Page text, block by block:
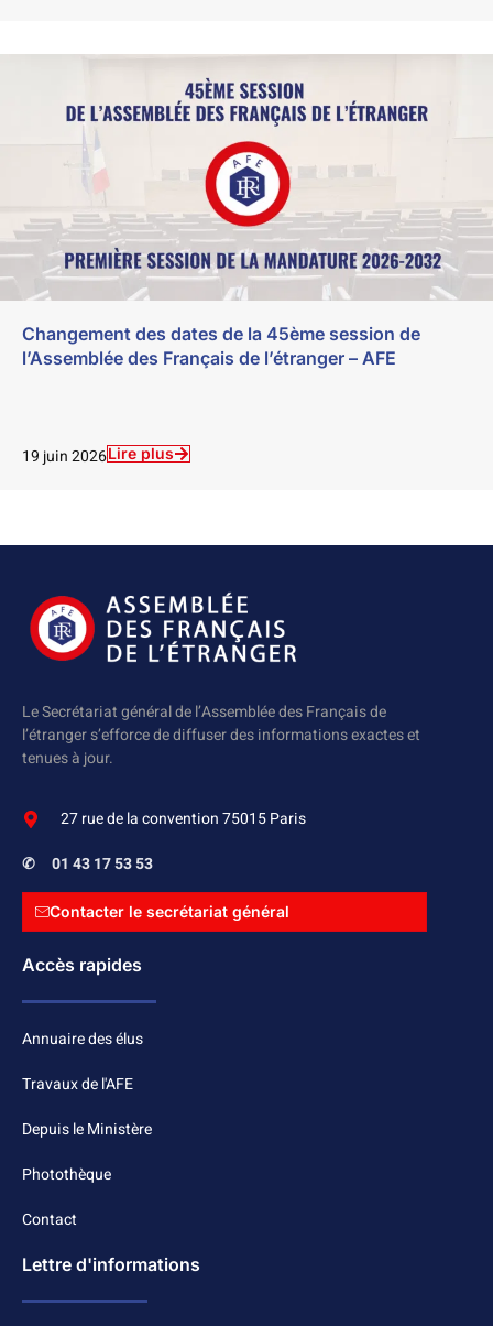
Changement des dates de la 45ème session de
l’Assemblée des Français de l’étranger – AFE
19 juin 2026Lire plus
Le Secrétariat général de l’Assemblée des Français de
l’étranger s’efforce de diffuser des informations exactes et
tenues à jour.
27 rue de la convention 75015 Paris
✆ 01 43 17 53 53
Contacter le secrétariat général
Accès rapides
Annuaire des élus
Travaux de l'AFE
Depuis le Ministère
Photothèque
Contact
Lettre d'informations